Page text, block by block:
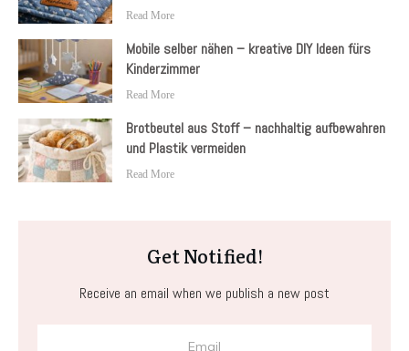
Read More
Mobile selber nähen – kreative DIY Ideen fürs
Kinderzimmer
Read More
Brotbeutel aus Stoff – nachhaltig aufbewahren
und Plastik vermeiden
Read More
Get Notified!
Receive an email when we publish a new post